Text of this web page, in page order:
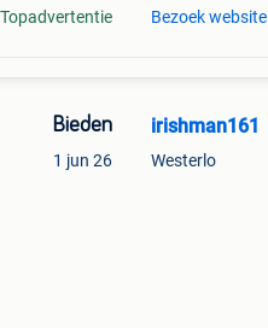
Topadvertentie Bezoek website
Bieden
1 jun 26
irishman161
Westerlo